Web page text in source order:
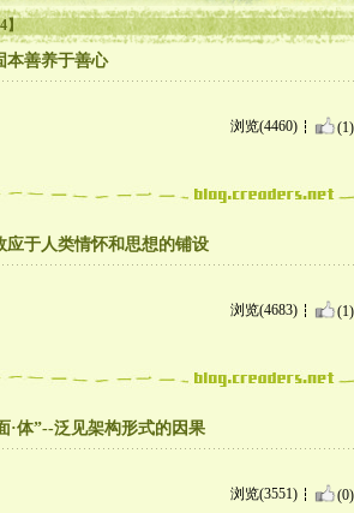
】
本善养于善心
浏览(4460) (1)
应于人类情怀和思想的铺设
浏览(4683) (1)
·体”--泛见架构形式的因果
浏览(3551) (0)